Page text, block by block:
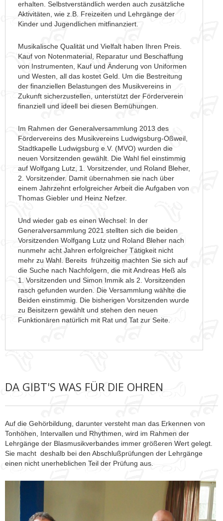
erhalten. Selbstverständlich werden auch zusätzliche
Aktivitäten, wie z.B. Freizeiten und Lehrgänge der
Kinder und Jugendlichen mitfinanziert.
Musikalische Qualität und Vielfalt haben Ihren Preis.
Kauf von Notenmaterial, Reparatur und Beschaffung
von Instrumenten, Kauf und Änderung von Uniformen
und Westen, all das kostet Geld. Um die Bestreitung
der finanziellen Belastungen des Musikvereins in
Zukunft sicherzustellen, unterstützt der Förderverein
finanziell und ideell bei diesen Bemühungen.
Im Rahmen der Generalversammlung 2013 des
Fördervereins des Musikvereins Ludwigsburg-Oßweil,
Stadtkapelle Ludwigsburg e.V. (MVO) wurden die
neuen Vorsitzenden gewählt. Die Wahl fiel einstimmig
auf Wolfgang Lutz, 1. Vorsitzender, und Roland Bleher,
2. Vorsitzender. Damit übernahmen sie nach über
einem Jahrzehnt erfolgreicher Arbeit die Aufgaben von
Thomas Giebler und Heinz Nefzer.
Und wieder gab es einen Wechsel: In der
Generalversammlung 2021 stellten sich die beiden
Vorsitzenden Wolfgang Lutz und Roland Bleher nach
nunmehr acht Jahren erfolgreicher Tätigkeit nicht
mehr zu Wahl. Bereits frühzeitig machten Sie sich auf
die Suche nach Nachfolgern, die mit Andreas Heß als
1. Vorsitzenden und Simon Immik als 2. Vorsitzenden
rasch gefunden wurden. Die Versammlung wählte die
Beiden einstimmig. Die bisherigen Vorsitzenden wurde
zu Beisitzern gewählt und stehen den neuen
Funktionären natürlich mit Rat und Tat zur Seite.
DA GIBT'S WAS FÜR DIE OHREN
Auf die Gehörbildung, darunter versteht man das Erkennen von
Tonhöhen, Intervallen und Rhythmen, wird im Rahmen der
Lehrgänge der Blasmusikverbandes immer größeren Wert gelegt.
Sie macht deshalb bei den Abschlußprüfungen der Lehrgänge
einen nicht unerheblichen Teil der Prüfung aus.